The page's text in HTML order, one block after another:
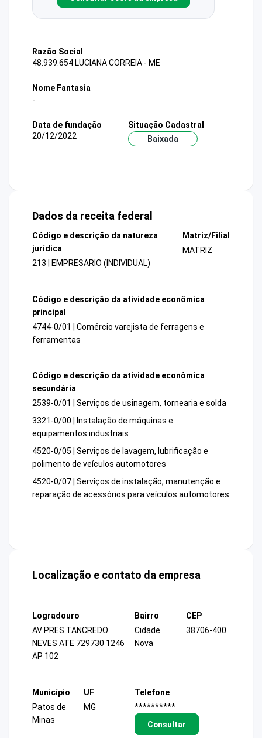
Razão Social
48.939.654 LUCIANA CORREIA - ME
Nome Fantasia
-
Data de fundação
20/12/2022
Situação Cadastral
Baixada
Dados da receita federal
Código e descrição da natureza
jurídica
213 | EMPRESARIO (INDIVIDUAL)
Matriz/Filial
MATRIZ
Código e descrição da atividade econômica
principal
4744-0/01 | Comércio varejista de ferragens e
ferramentas
Código e descrição da atividade econômica
secundária
2539-0/01 | Serviços de usinagem, tornearia e solda
3321-0/00 | Instalação de máquinas e
equipamentos industriais
4520-0/05 | Serviços de lavagem, lubrificação e
polimento de veículos automotores
4520-0/07 | Serviços de instalação, manutenção e
reparação de acessórios para veículos automotores
Localização e contato da empresa
Logradouro
AV PRES TANCREDO
NEVES ATE 729730 1246
AP 102
Bairro
Cidade
Nova
CEP
38706-400
Município
Patos de
Minas
UF
MG
Telefone
**********
Consultar